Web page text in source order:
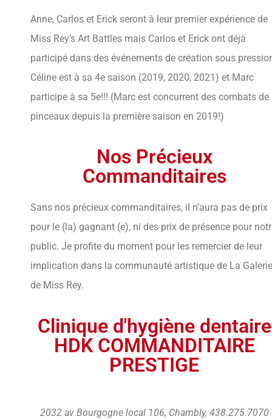
Anne, Carlos et Erick seront à leur premier expérience de
Miss Rey’s Art Battles mais Carlos et Erick ont déjà
participé dans des événements de création sous
Céline est à sa 4e saison (2019, 2020, 2021) et Marc
participe à sa 5e!!! (Marc est concurrent des combats de
pinceaux depuis la première saison en 2019!)
Nos Précieux
Commanditaires
Sans nos précieux commanditaires, il n’aura pas de prix
pour le (la) gagnant (e), ni des prix de présence pour
public. Je profite du moment pour les remercier de leur
implication dans la communauté artistique de La Galerie
de Miss Rey.
Clinique d'hygiène dentaire
HDK COMMANDITAIRE
PRESTIGE
2032 av Bourgogne local 106, Chambly, 438.275.7070